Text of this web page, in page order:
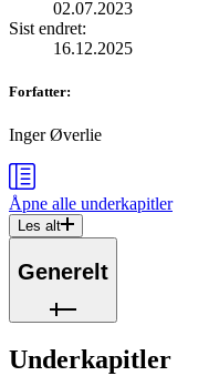
02.07.2023
Sist endret:
16.12.2025
Forfatter:
Inger Øverlie
Åpne alle underkapitler
Les alt
Generelt
Underkapitler